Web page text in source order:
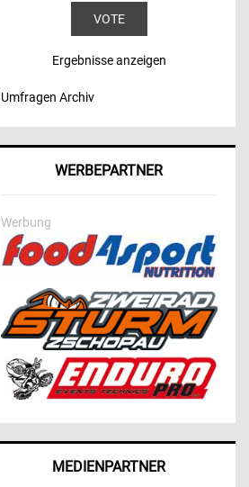
Ergebnisse anzeigen
Umfragen Archiv
WERBEPARTNER
Werbung
MEDIENPARTNER